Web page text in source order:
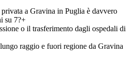
a Gravina in Puglia è davvero
su 7?+
o il trasferimento dagli ospedali di
raggio e fuori regione da Gravina